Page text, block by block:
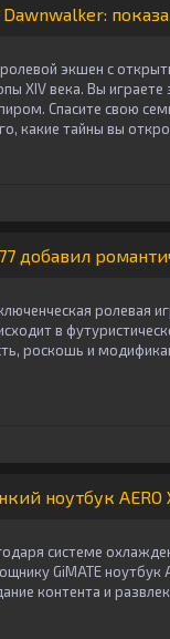
экшен с
XIV века. Вы
Спасите свою
какие тайны вы
добавил
ролевая
в
роскошь и
ноутбук AERO
системе
GiMATE ноутбук
контента и